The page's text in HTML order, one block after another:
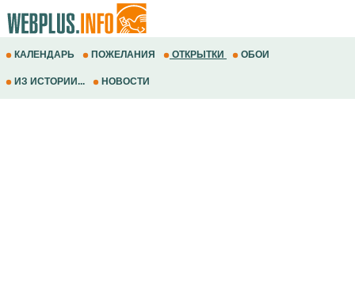
КАЛЕНДАРЬ ПОЖЕЛАНИЯ ОТКРЫТКИ ОБОИ
ИЗ ИСТОРИИ... НОВОСТИ